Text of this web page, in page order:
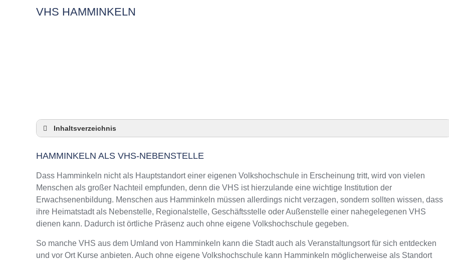
VHS HAMMINKELN
Inhaltsverzeichnis
Checkliste: So zeigt die VHS in Hamminkeln Präsenz
3 Tipps für Interessierte aus Hamminkeln an VHS-Kursen
VHS Hamminkeln Kurse und Umgebung
VHS Hamminkeln – Öffnungszeiten und Telefonnummer
Online-Kurse – Alternative Angebote zu einem Kurs an der VHS
Top-Kurse an der Abendschule Hamminkeln
Weiterbildung in Hamminkeln
VHS Hamminkeln Programm 2025 / 2026
HAMMINKELN ALS VHS-NEBENSTELLE
Dass Hamminkeln nicht als Hauptstandort einer eigenen Volkshochschule in Erscheinung tritt, wird von vielen
Menschen als großer Nachteil empfunden, denn die VHS ist hierzulande eine wichtige Institution der
Erwachsenenbildung. Menschen aus Hamminkeln müssen allerdings nicht verzagen, sondern sollten wissen, dass
ihre Heimatstadt als Nebenstelle, Regionalstelle, Geschäftsstelle oder Außenstelle einer nahegelegenen VHS
dienen kann. Dadurch ist örtliche Präsenz auch ohne eigene Volkshochschule gegeben.
So manche VHS aus dem Umland von Hamminkeln kann die Stadt auch als Veranstaltungsort für sich entdecken
und vor Ort Kurse anbieten. Auch ohne eigene Volkshochschule kann Hamminkeln möglicherweise als Standort